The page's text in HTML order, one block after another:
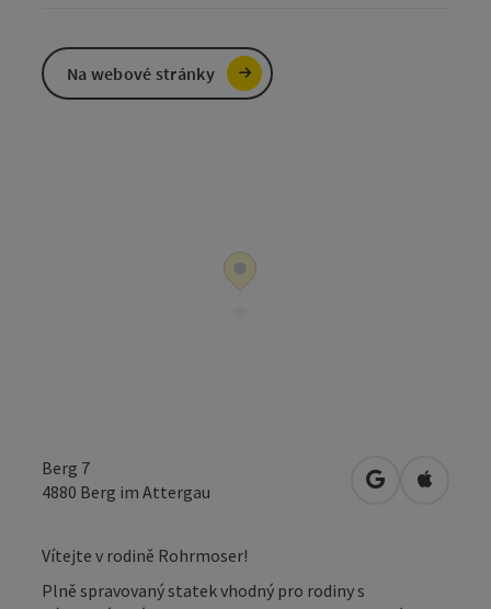
Berg 7
4880 Berg im Attergau Otevřít vOtevřít
Vítejte v rodině Rohrmoser!
Plně spravovaný statek vhodný pro rodiny s
Na webové stránky